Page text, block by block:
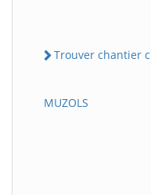
Trouver chantier
MUZOLS